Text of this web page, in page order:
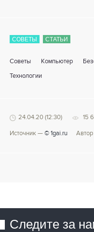
СОВЕТЫ СТАТЬИ
Советы Компьютер
Технологии
24.04.20 (12:30) 15
Источник — © 1gai.ru
Следите за